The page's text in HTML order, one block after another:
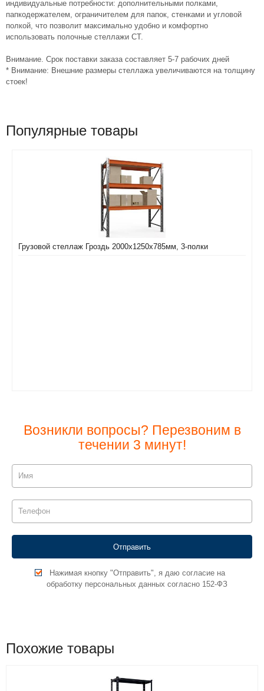
индивидуальные потребности: дополнительными полками,
папкодержателем, ограничителем для папок, стенками и угловой
полкой, что позволит максимально удобно и комфортно
использовать полочные стеллажи СТ.
Внимание. Срок поставки заказа составляет 5-7 рабочих дней
* Внимание: Внешние размеры стеллажа увеличиваются на толщину
стоек!
Популярные товары
Грузовой стеллаж Гроздь 2000х1250х785мм, 3-полки
Возникли вопросы? Перезвоним в
течении 3 минут!
Нажимая кнопку "Отправить", я даю согласие на
обработку персональных данных согласно 152-ФЗ
Похожие товары